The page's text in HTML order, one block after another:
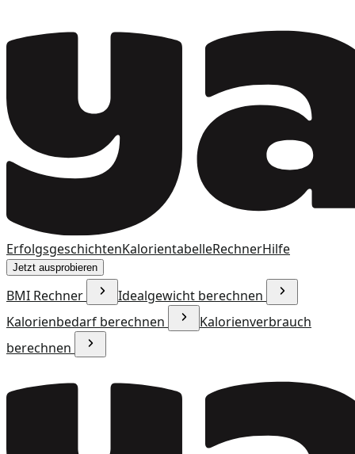
ErfolgsgeschichtenKalorientabelleRechnerHilfe
Jetzt ausprobieren
BMI Rechner
Idealgewicht berechnen
Kalorienbedarf berechnen
Kalorienverbrauch
berechnen